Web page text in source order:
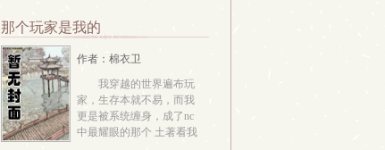
的故事。告诉我，我将给
你带来另一个故事
那个玩家是我的
作者：棉衣卫
我穿越的世界遍布玩
家，生存本就不易，而我
更是被系统缠身，成了nc
中最耀眼的那个 土著看我